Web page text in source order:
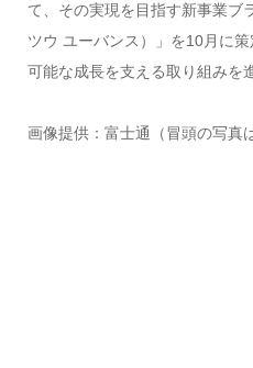
て、その実現を目指す新事業ブ
ツウ ユーバンス）」を10月に
可能な成長を支える取り組みを
画像提供：富士通（冒頭の写真